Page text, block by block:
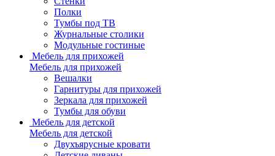
Полки
Тумбы под ТВ
Журнальные столики
Модульные гостиные
Мебель для прихожей
Мебель для прихожей
Вешалки
Гарнитуры для прихожей
Зеркала для прихожей
Тумбы для обуви
Мебель для детской
Мебель для детской
Двухъярусные кровати